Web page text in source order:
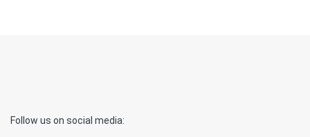
Follow us on social media: